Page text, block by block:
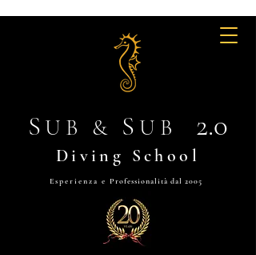
S UB & S UB 2.0
Diving School
Esperienza e Professionalità dal 2005